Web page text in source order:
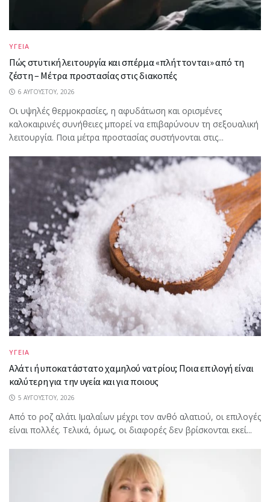
ΥΓΕΙΑ
Πώς στυτική λειτουργία και σπέρμα «πλήττονται» από τη
ζέστη – Μέτρα προστασίας στις διακοπές
6 ΑΥΓΟΎΣΤΟΥ, 2026
Οι υψηλές θερμοκρασίες, η αφυδάτωση και ορισμένες
καλοκαιρινές συνήθειες μπορεί να επιβαρύνουν τη σεξουαλική
λειτουργία. Ποια μέτρα προστασίας συστήνονται στις...
ΥΓΕΙΑ
Αλάτι ή υποκατάστατο χαμηλού νατρίου; Ποια επιλογή είναι
καλύτερη για την υγεία και για ποιους
5 ΑΥΓΟΎΣΤΟΥ, 2026
Από το ροζ αλάτι Ιμαλαΐων μέχρι τον ανθό αλατιού, οι επιλογές
είναι πολλές. Τελικά, όμως, οι διαφορές δεν βρίσκονται εκεί...